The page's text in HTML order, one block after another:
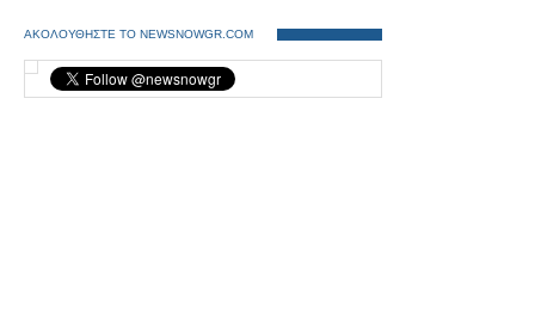
ΑΚΟΛΟΥΘΗΣΤΕ ΤΟ NEWSNOWGR.COM